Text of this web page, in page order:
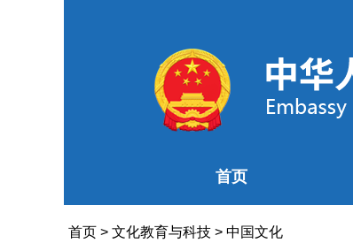
首页
首页> 文化教育与科技> 中国文化